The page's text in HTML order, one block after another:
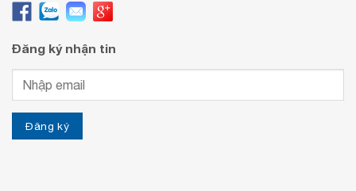
Đăng ký nhận tin